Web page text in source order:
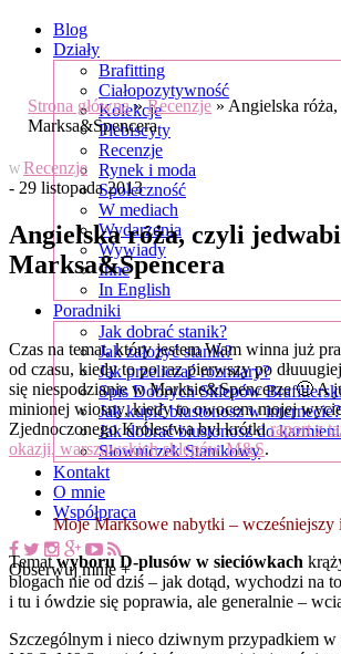
Blog
Działy
Brafitting
Ciałopozytywność
Kolekcje
Plebiscyty
Recenzje
Rynek i moda
Społeczność
W mediach
Wydarzenia
Wywiady
Inne
In English
Poradniki
Jak dobrać stanik?
Jak założyć stanik?
Jak przeliczać rozmiary?
Spis Dobrych Sklepów
Jak kupić biustonosz w internecie?
Jak dobrać biustonosz do
Słowniczek Stanikowy
Kontakt
O mnie
Współpraca
Obserwuj mnie +
Strona główna»Recenzje » Angielska
Marksa&Spencera
W Recenzje
- 29 listopada 2013
Angielska róża, czyli
Marksa&Spencera
Czas na temat, który jestem Wam winna już
od czasu, kiedy to po raz pierwszy po
się niespodzianie w Marksie&Spencerze 🙂 A
minionej wiosny, kiedy to owocem mojej
Zjednoczonego Królestwa był krótkiraport z
okazji, warszawskich sklepów M&S.
Moje Marksowe nabytki – wcześniejszy
Tematwyboru D-plusów w sieciówkach
blogach nie od dziś – jak dotąd, wychodzi na
i tu i ówdzie się poprawia, ale generalnie –
Szczególnym i nieco dziwnym przypadkiem w